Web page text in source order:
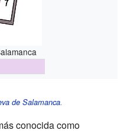
de Salamanca.
conocida como